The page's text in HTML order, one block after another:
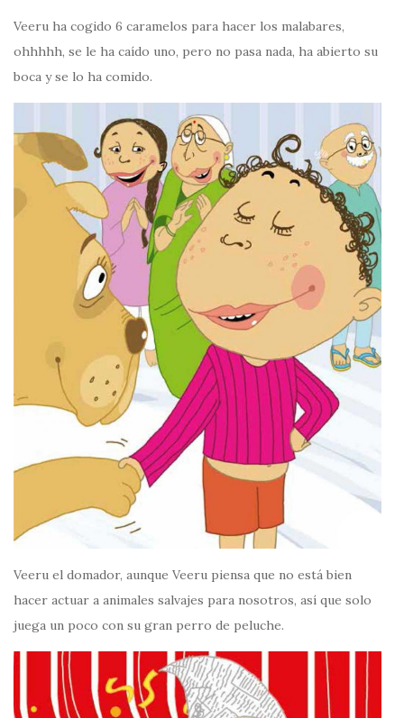
Veeru ha cogido 6 caramelos para hacer los malabares,
ohhhhh, se le ha caído uno, pero no pasa nada, ha abierto su
boca y se lo ha comido.
Veeru el domador, aunque Veeru piensa que no está bien
hacer actuar a animales salvajes para nosotros, así que solo
juega un poco con su gran perro de peluche.